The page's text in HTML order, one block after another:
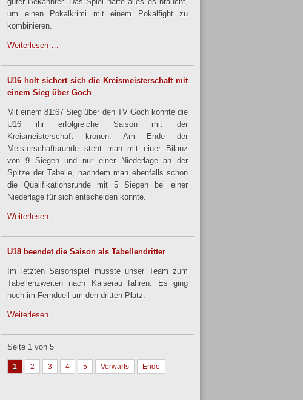
um einen Pokalkrimi mit einem Pokalfight zu
kombinieren.
Weiterlesen …
U16 holt sichert sich die Kreismeisterschaft mit
einem Sieg über Goch
Mit einem 81:67 Sieg über den TV Goch konnte die
U16 ihr erfolgreiche Saison mit der
Kreismeisterschaft krönen. Am Ende der
Meisterschaftsrunde steht man mit einer Bilanz
von 9 Siegen und nur einer Niederlage an der
Spitze der Tabelle, nachdem man ebenfalls schon
die Qualifikationsrunde mit 5 Siegen bei einer
Niederlage für sich entscheiden konnte.
Weiterlesen …
U18 beendet die Saison als Tabellendritter
Im letzten Saisonspiel musste unser Team zum
Tabellenzweiten nach Kaiserau fahren. Es ging
noch im Fernduell um den dritten Platz.
Weiterlesen …
Seite 1 von 5
1 2 3 4 5 Vorwärts Ende